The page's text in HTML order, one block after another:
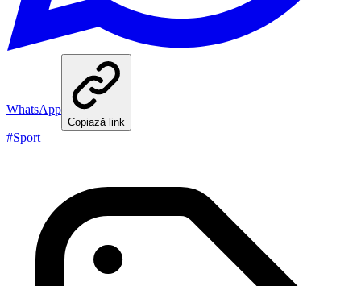
WhatsApp
Copiază link
#Sport